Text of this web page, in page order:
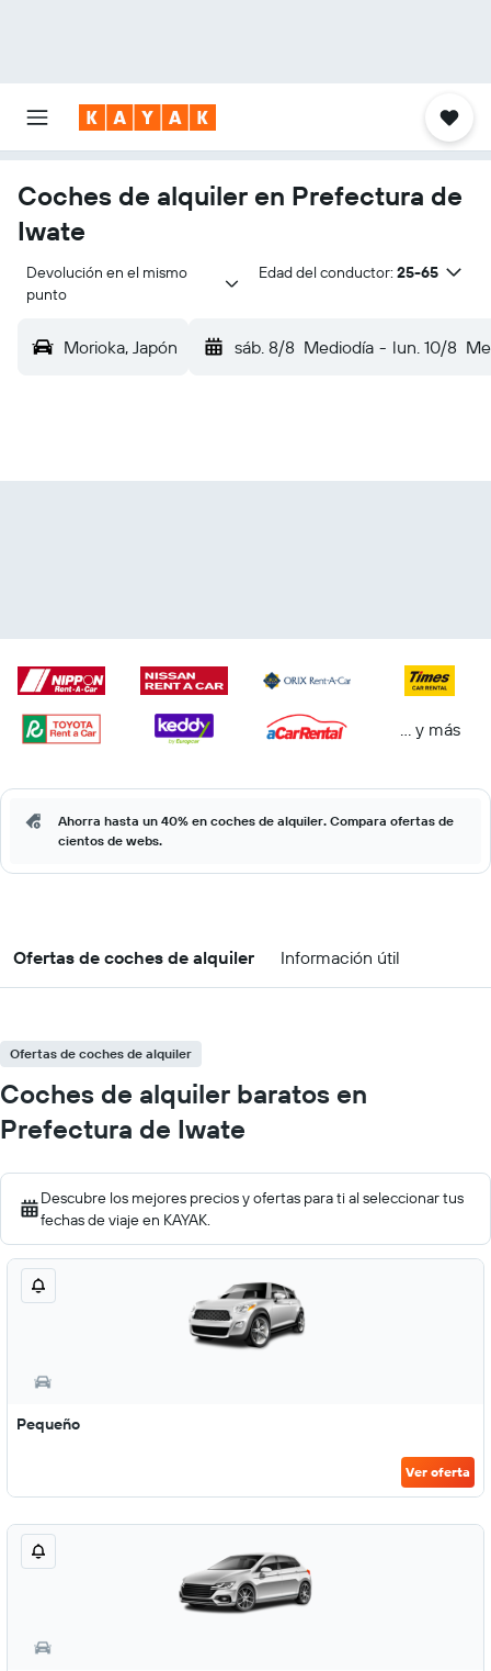
Coches de alquiler en Prefectura de
Iwate
Devolución en el mismo
punto
Edad del conductor: 25-65
Morioka, Japón sáb. 8/8 Mediodía - lun. 10/8
… y más
Ahorra hasta un 40% en coches de alquiler. Compara ofertas de
cientos de webs.
Ofertas de coches de alquiler Información útil
Ofertas de coches de alquiler
Coches de alquiler baratos en
Prefectura de Iwate
Descubre los mejores precios y ofertas para ti al seleccionar tus
fechas de viaje en KAYAK.
Pequeño
Ver oferta